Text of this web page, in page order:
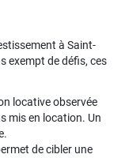
à Saint-
exempt de défis, ces
locative observée
mis en location. Un
de cibler une